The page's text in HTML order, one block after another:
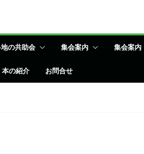
の共助会 集会案内 集会案内
本の紹介 お問合せ